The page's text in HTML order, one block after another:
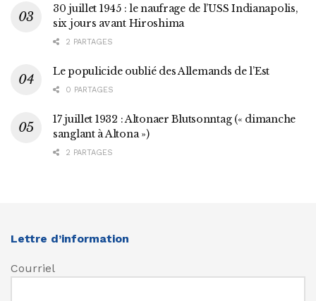
30 juillet 1945 : le naufrage de l’USS Indianapolis,
six jours avant Hiroshima
2 PARTAGES
Le populicide oublié des Allemands de l’Est
0 PARTAGES
17 juillet 1932 : Altonaer Blutsonntag (« dimanche
sanglant à Altona »)
2 PARTAGES
Lettre d’information
Courriel